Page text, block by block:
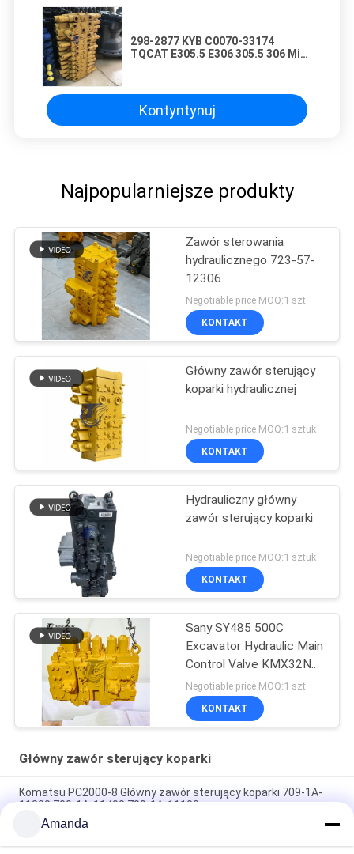
298-2877 KYB C0070-33174
TQCAT E305.5 E306 305.5 306 Mini
Kontyntynuj
Najpopularniejsze produkty
Zawór sterowania
hydraulicznego 723-57-
12306
Negotiable price MOQ:1 szt
KONTAKT
Główny zawór sterujący
koparki hydraulicznej
Negotiable price MOQ:1 sztuk
KONTAKT
Hydrauliczny główny
zawór sterujący koparki
Negotiable price MOQ:1 sztuk
KONTAKT
Sany SY485 500C
Excavator Hydraulic Main
Control Valve KMX32NA
High Quality
Negotiable price MOQ:1 szt
KONTAKT
Główny zawór sterujący koparki
Komatsu PC2000-8 Główny zawór sterujący koparki 709-1A-
11300 709-1A-11400 709-1A-11100
Komatsu, 723-57-16100 Główne części wykopalni
Amanda